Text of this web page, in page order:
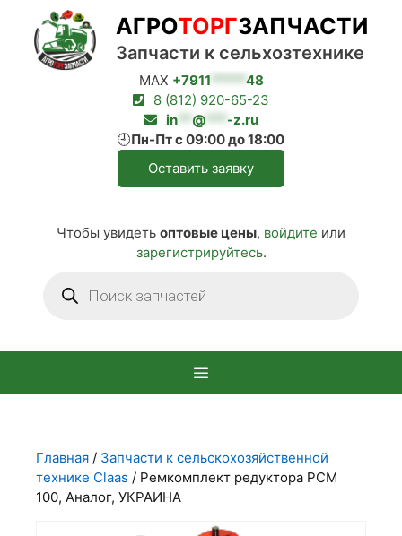
Перейти
содержимому
MAX +7911 ***** 48
8 (812) 920-65-23
in
@ *** -z.ru
🕘Пн-Пт с 09:00 до 18:00
Оставить заявку
Чтобы увидеть оптовые цены, войдите или
зарегистрируйтесь.
товаров
АГРОТОРГЗАПЧАСТИ
Запчасти к сельхозтехнике
Главная / Запчасти к сельскохозяйственной
технике Claas / Ремкомплект редуктора РСМ
100, Аналог, УКРАИНА